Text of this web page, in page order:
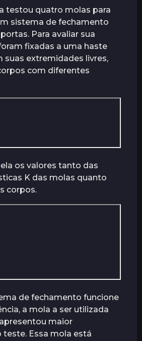
testou quatro molas para
sistema de fechamento
Para avaliar sua
fixadas a uma haste
suas extremidades livres,
com diferentes
os valores tanto das
K das molas quanto
corpos.
de fechamento funcione
a mola a ser utilizada
maior
Essa mola está